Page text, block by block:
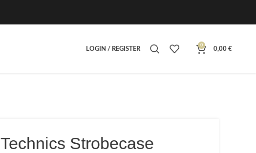
LOGIN / REGISTER
0
0,00€
Technics Strobecase